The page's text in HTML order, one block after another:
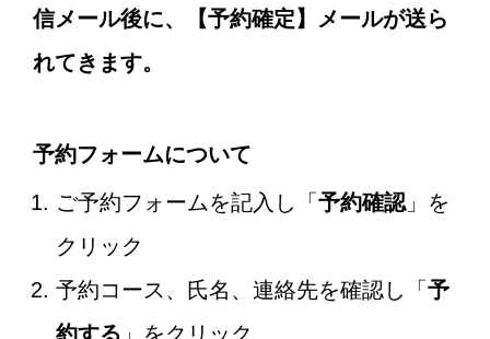
信メール後に、【予約確定】メールが送ら
れてきます。
予約フォームについて
ご予約フォームを記入し「 予約確認」を
クリック
予約コース、氏名、連絡先を確認し「 予
約する 」をクリック